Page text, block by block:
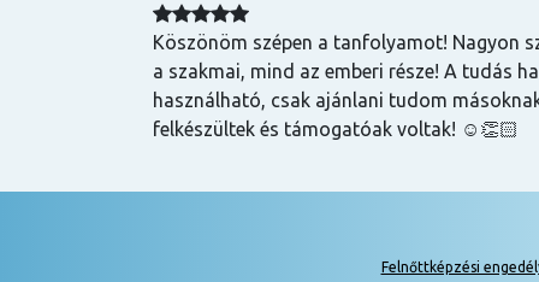
Magas tudású, szakképzett emberek
lehet szerezni általuk
Felnőttképzési